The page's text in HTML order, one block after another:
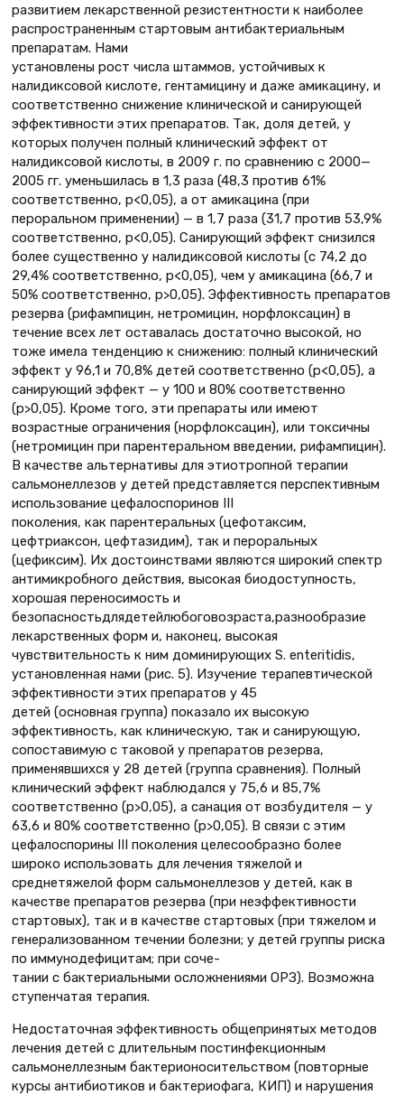
развитием лекарственной резистентности к наиболее
распространенным стартовым антибактериальным
препаратам. Нами
установлены рост числа штаммов, устойчивых к
налидиксовой кислоте, гентамицину и даже амикацину, и
соответственно снижение клинической и санирующей
эффективности этих препаратов. Так, доля детей, у
которых получен полный клинический эффект от
налидиксовой кислоты, в 2009 г. по сравнению с 2000—
2005 гг. уменьшилась в 1,3 раза (48,3 против 61%
соответственно, р<0,05), а от амикацина (при
пероральном применении) — в 1,7 раза (31,7 против 53,9%
соответственно, р<0,05). Санирующий эффект снизился
более существенно у налидиксовой кислоты (с 74,2 до
29,4% соответственно, р<0,05), чем у амикацина (66,7 и
50% соответственно, р>0,05). Эффективность препаратов
резерва (рифампицин, нетромицин, норфлоксацин) в
течение всех лет оставалась достаточно высокой, но
тоже имела тенденцию к снижению: полный клинический
эффект у 96,1 и 70,8% детей соответственно (р<0,05), а
санирующий эффект — у 100 и 80% соответственно
(р>0,05). Кроме того, эти препараты или имеют
возрастные ограничения (норфлоксацин), или токсичны
(нетромицин при парентеральном введении, рифампицин).
В качестве альтернативы для этиотропной терапии
сальмонеллезов у детей представляется перспективным
использование цефалоспоринов III
поколения, как парентеральных (цефотаксим,
цефтриаксон, цефтазидим), так и пероральных
(цефиксим). Их достоинствами являются широкий спектр
антимикробного действия, высокая биодоступность,
хорошая переносимость и
безопасностьдлядетейлюбоговозраста,разнообразие
лекарственных форм и, наконец, высокая
чувствительность к ним доминирующих S. еnteritidis,
установленная нами (рис. 5). Изучение терапевтической
эффективности этих препаратов у 45
детей (основная группа) показало их высокую
эффективность, как клиническую, так и санирующую,
сопоставимую с таковой у препаратов резерва,
применявшихся у 28 детей (группа сравнения). Полный
клинический эффект наблюдался у 75,6 и 85,7%
соответственно (р>0,05), а санация от возбудителя — у
63,6 и 80% соответственно (р>0,05). В связи с этим
цефалоспорины III поколения целесообразно более
широко использовать для лечения тяжелой и
среднетяжелой форм сальмонеллезов у детей, как в
качестве препаратов резерва (при неэффективности
стартовых), так и в качестве стартовых (при тяжелом и
генерализованном течении болезни; у детей группы риска
по иммунодефицитам; при соче-
тании с бактериальными осложнениями ОРЗ). Возможна
ступенчатая терапия.
Недостаточная эффективность общепринятых методов
лечения детей с длительным постинфекционным
сальмонеллезным бактерионосительством (повторные
курсы антибиотиков и бактериофага, КИП) и нарушения